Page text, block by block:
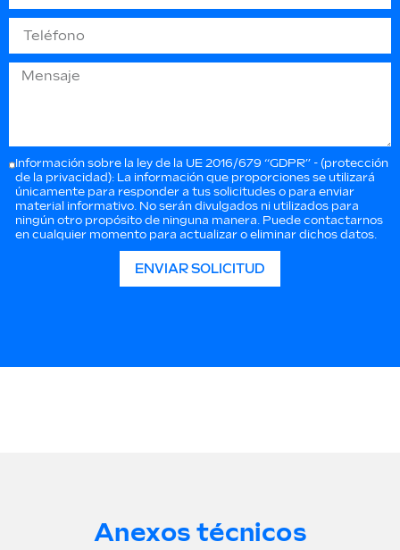
Información sobre la ley de la UE 2016/679 “GDPR” - (protección
de la privacidad): La información que proporciones se utilizará
únicamente para responder a tus solicitudes o para enviar
material informativo. No serán divulgados ni utilizados para
ningún otro propósito de ninguna manera. Puede contactarnos
en cualquier momento para actualizar o eliminar dichos datos.
ENVIAR SOLICITUD
Anexos técnicos